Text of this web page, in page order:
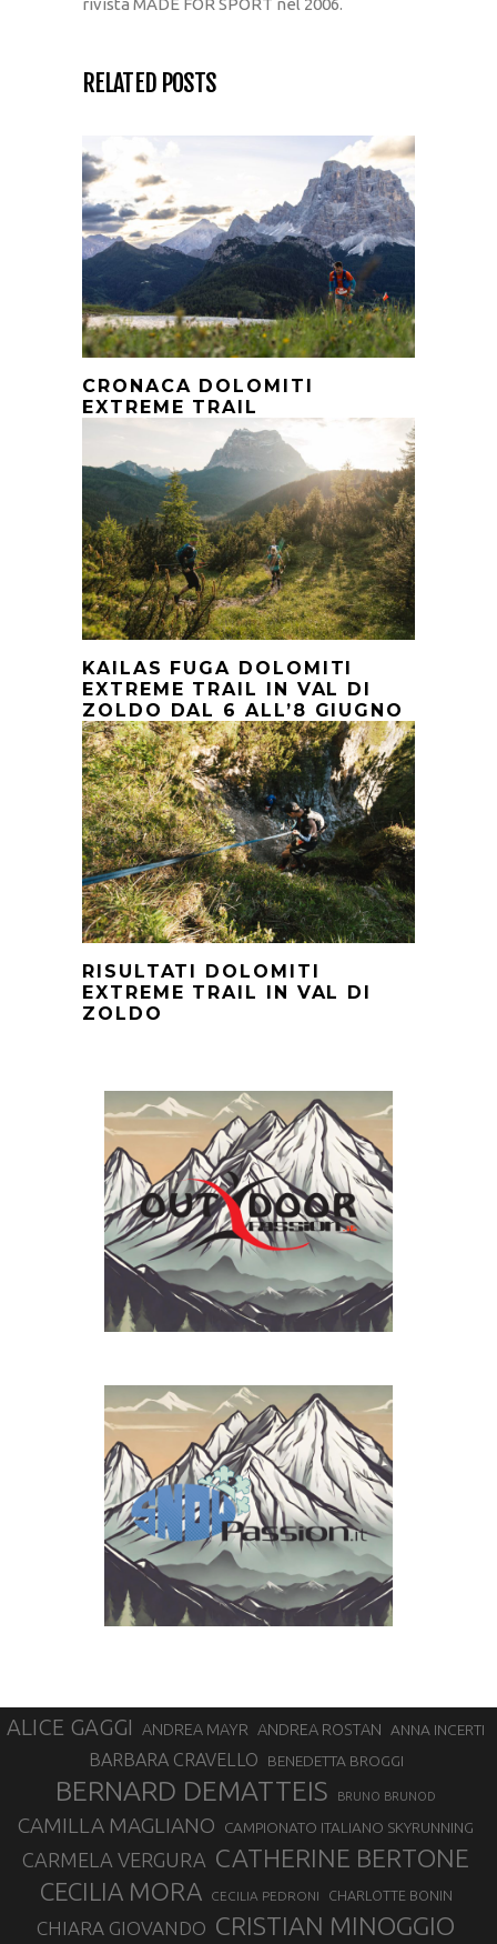
rivista MADE FOR SPORT nel 2006.
RELATED POSTS
CRONACA DOLOMITI
EXTREME TRAIL
KAILAS FUGA DOLOMITI
EXTREME TRAIL IN VAL DI
ZOLDO DAL 6 ALL’8 GIUGNO
RISULTATI DOLOMITI
EXTREME TRAIL IN VAL DI
ZOLDO
ALICE GAGGI ANDREA MAYR ANDREA ROSTAN ANNA INCERTI
BARBARA CRAVELLO BENEDETTA BROGGI
BERNARD DEMATTEIS BRUNO BRUNOD
CAMILLA MAGLIANO CAMPIONATO ITALIANO SKYRUNNING
CARMELA VERGURA CATHERINE BERTONE
CECILIA MORA CECILIA PEDRONI CHARLOTTE BONIN
CHIARA GIOVANDO CRISTIAN MINOGGIO